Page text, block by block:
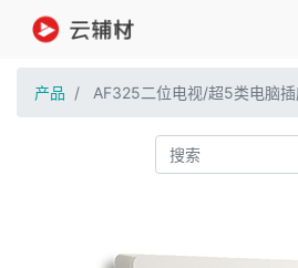
产品 AF325二位电视/超5类电脑